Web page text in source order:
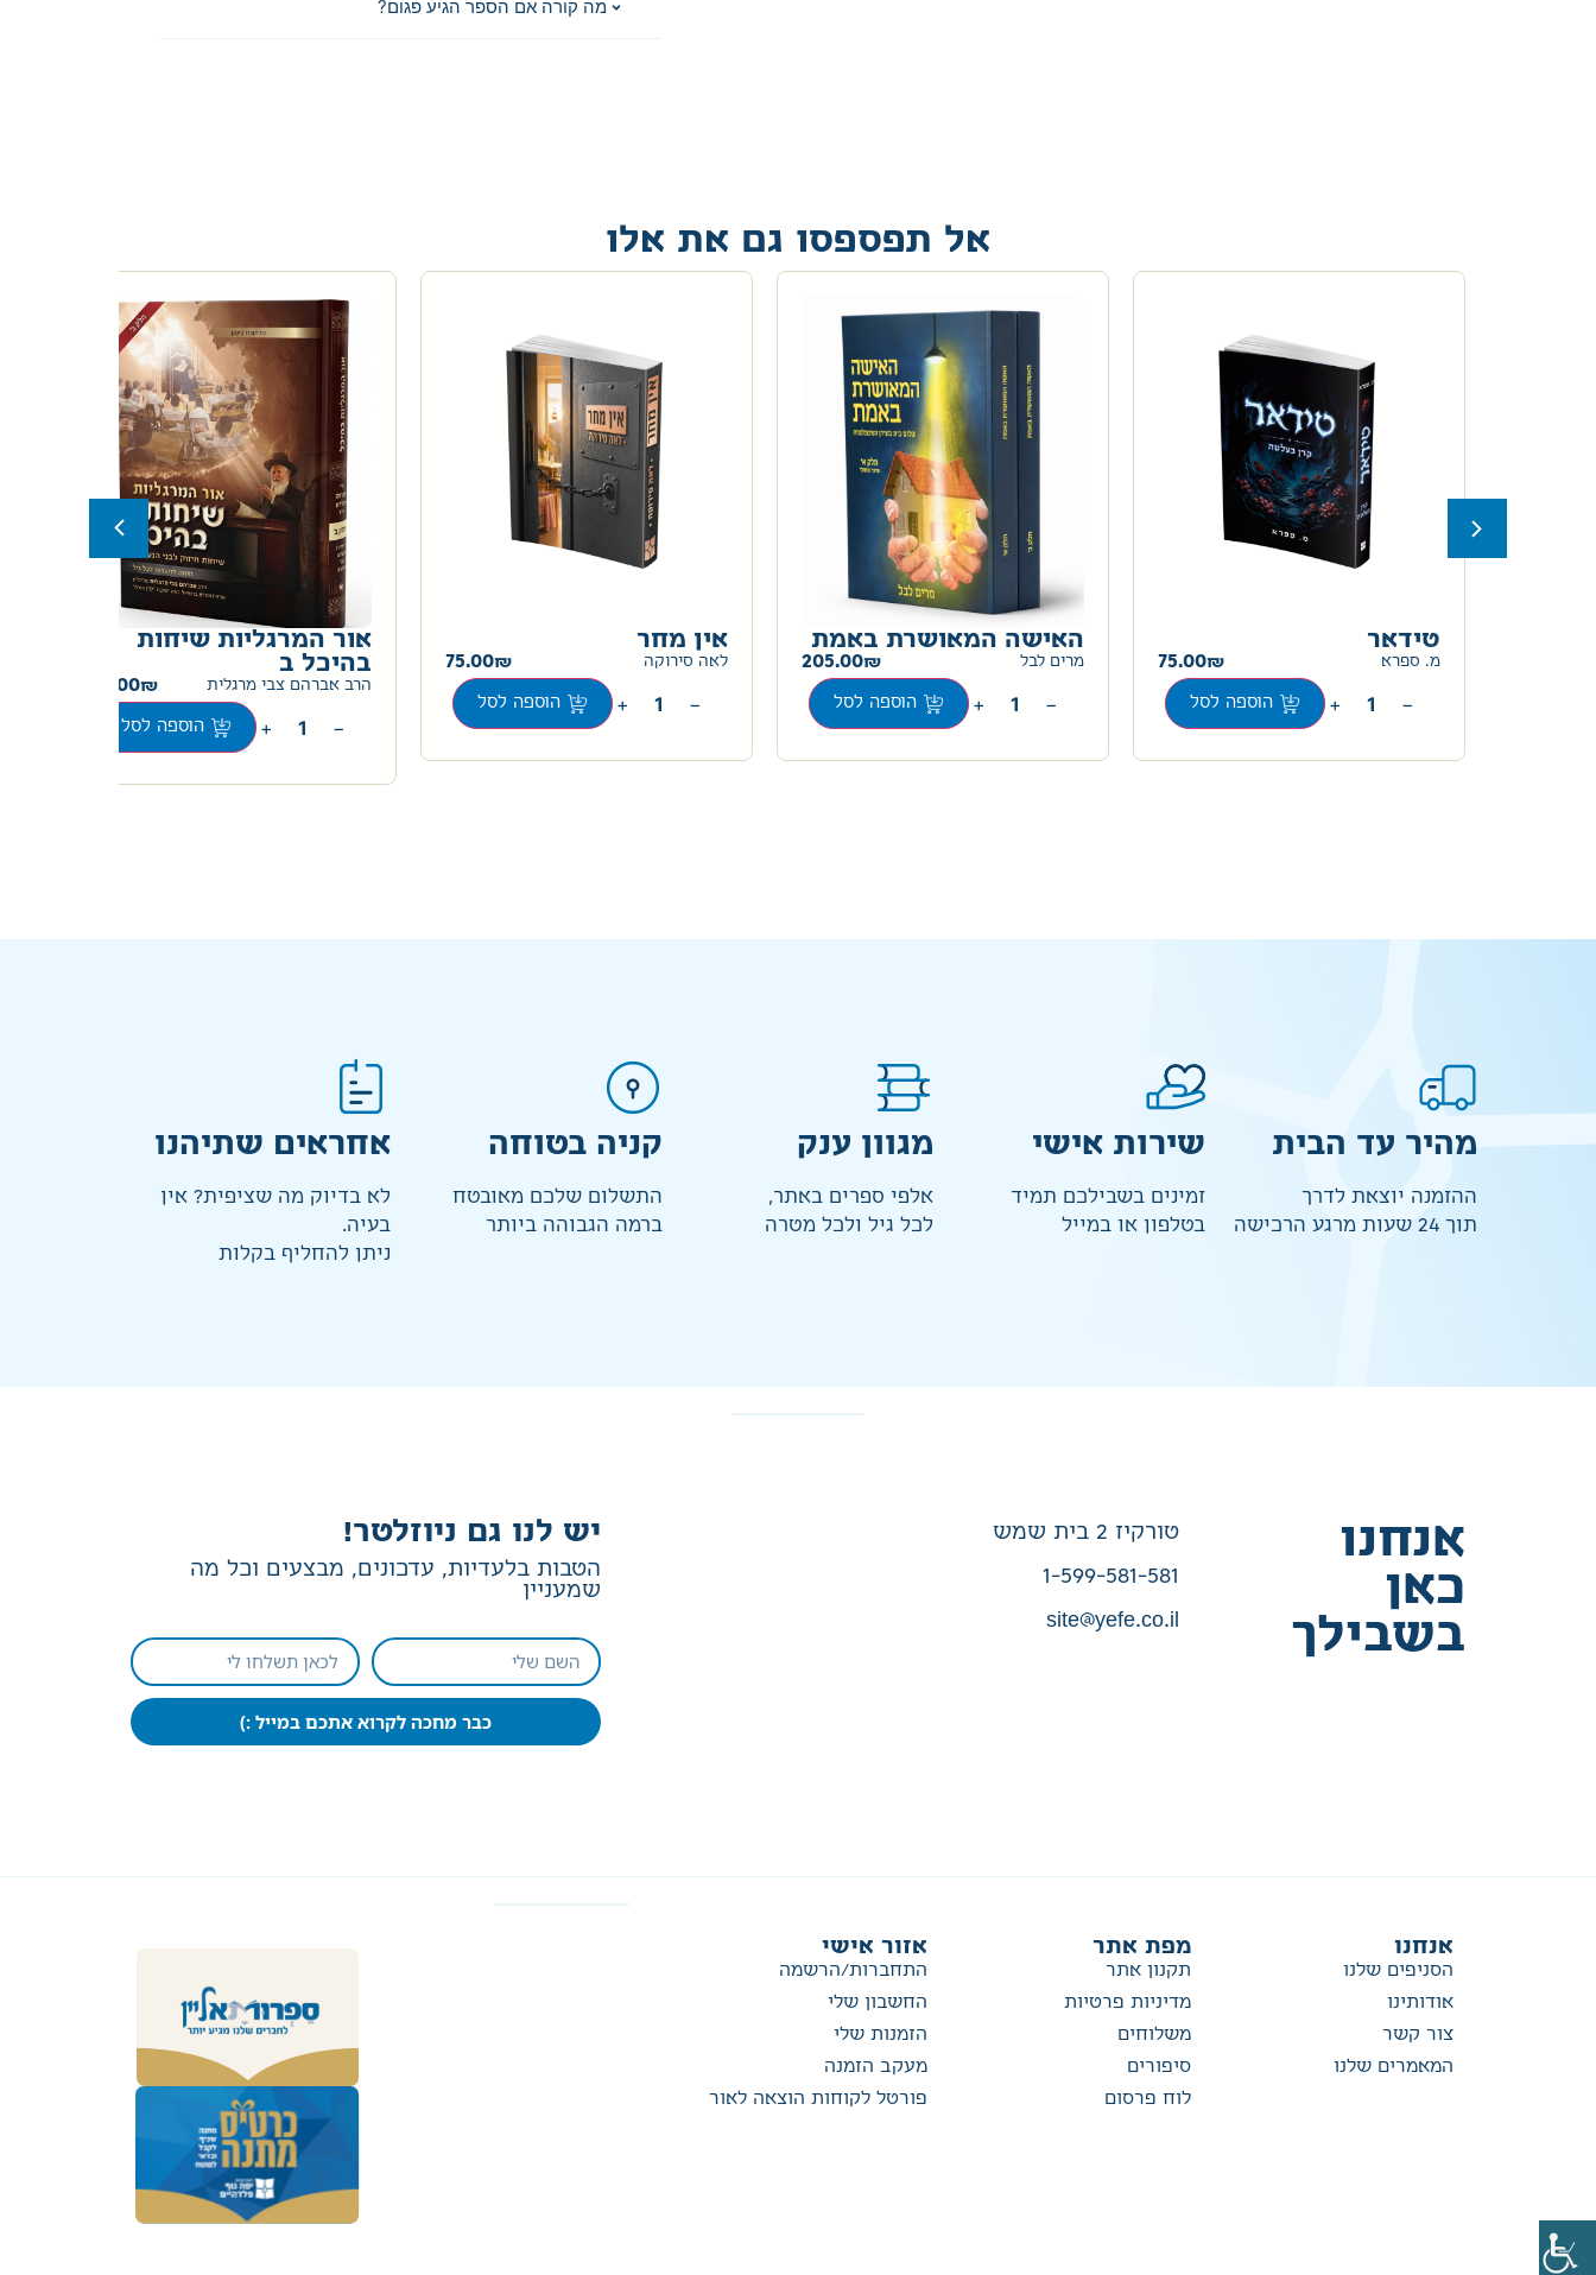
מה קורה אם הספר הגיע פגום?
אל תפספסו גם את אלו
טידאר
מ. ספרא 75.00
−
+ הוספה לסל
האישה המאושרת באמת
מרים לבל 205.00
−
+ הוספה לסל
אין מחר
לאה סירוקה 75.00
−
+ הוספה לסל
אור המרגליות שיחות
בהיכל ב
הרב אברהם צבי מרגלית 20.00
−
+ הוספה לסל
מהיר עד הבית
ההזמנה יוצאת לדרך
תוך 24 שעות מרגע הרכישה
שירות אישי
זמינים בשבילכם תמיד
בטלפון או במייל
מגוון ענק
אלפי ספרים באתר,
לכל גיל ולכל מטרה
קניה בטוחה
התשלום שלכם מאובטח
ברמה הגבוהה ביותר
אחראים שתיהנו
לא בדיוק מה שציפית? אין
בעיה.
ניתן להחליף בקלות
אנחנו
כאן
בשבילך
טורקיז 2 בית שמש
1-599-581-581
site@yefe.co.il
יש לנו גם ניוזלטר!
הטבות בלעדיות, עדכונים, מבצעים וכל מה
שמעניין
כבר מחכה לקרוא אתכם במייל :)
אנחנו
הסניפים שלנו
אודותינו
צור קשר
המאמרים שלנו
מפת אתר
תקנון אתר
מדיניות פרטיות
משלוחים
סיפורים
לוח פרסום
אזור אישי
התחברות/הרשמה
החשבון שלי
הזמנות שלי
מעקב הזמנה
פורטל לקוחות הוצאה לאור